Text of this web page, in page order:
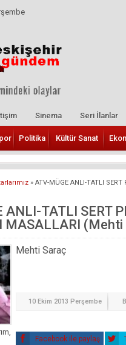
Sinema Seri İlanlar
Politika Kültür Sanat
» ATV-MÜGE ANLI-TATLI
ANLI-TATLI SERT
MASALLARI (Mehti
Mehti Saraç
10 Ekim 2013 Perşembe
Facebook ile paylaş